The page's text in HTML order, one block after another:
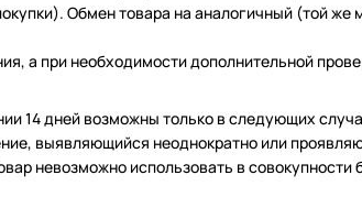
Обмен товара на аналогичный (той
а при необходимости дополнительной
14 дней возможны только в следующих
выявляющийся неоднократно или
невозможно использовать в